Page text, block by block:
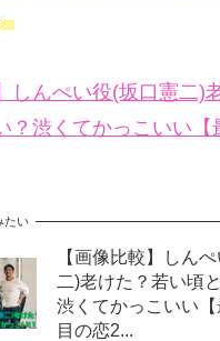
しんぺい役(坂口憲二)
？渋くてかっこいい【
たい
【画像比較】しん
二)老けた？若い頃
渋くてかっこいい
目の恋2...